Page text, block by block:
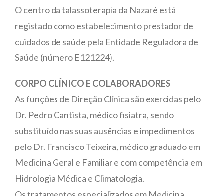
O centro da talassoterapia da Nazaré está
registado como estabelecimento prestador de
cuidados de saúde pela Entidade Reguladora de
Saúde (número E121224).
CORPO CLÍNICO E COLABORADORES
As funções de Direção Clínica são exercidas pelo
Dr. Pedro Cantista, médico fisiatra, sendo
substituído nas suas ausências e impedimentos
pelo Dr. Francisco Teixeira, médico graduado em
Medicina Geral e Familiar e com competência em
Hidrologia Médica e Climatologia.
Os tratamentos especializados em Medicina